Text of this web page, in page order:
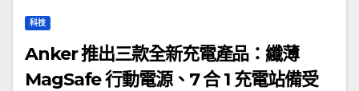
科技
Anker 推出三款全新充電產品：纖薄
MagSafe 行動電源、7 合 1 充電站備受